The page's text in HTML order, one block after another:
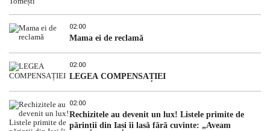
02:00
Mama ei de reclamă
02:00
LEGEA COMPENSAȚIEI
02:00
Rechizitele au devenit un lux! Listele primite de
părinții din Iași îi lasă fără cuvinte: „Aveam